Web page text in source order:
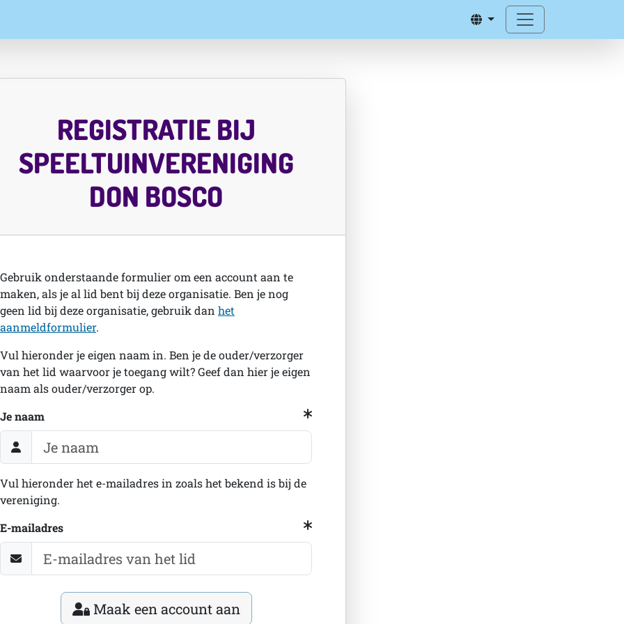
REGISTRATIE BIJ
SPEELTUINVERENIGING
DON BOSCO
Gebruik onderstaande formulier om een account aan te
maken, als je al lid bent bij deze organisatie. Ben je nog
geen lid bij deze organisatie, gebruik dan het
aanmeldformulier.
Vul hieronder je eigen naam in. Ben je de ouder/verzorger
van het lid waarvoor je toegang wilt? Geef dan hier je eigen
naam als ouder/verzorger op.
Je naam
Vul hieronder het e-mailadres in zoals het bekend is bij de
vereniging.
E-mailadres
Maak een account aan